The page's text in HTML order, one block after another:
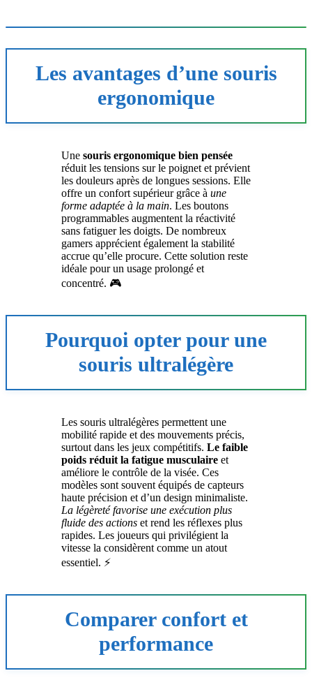
Les avantages d’une souris
ergonomique
Une souris ergonomique bien pensée
réduit les tensions sur le poignet et prévient
les douleurs après de longues sessions. Elle
offre un confort supérieur grâce à une
forme adaptée à la main. Les boutons
programmables augmentent la réactivité
sans fatiguer les doigts. De nombreux
gamers apprécient également la stabilité
accrue qu’elle procure. Cette solution reste
idéale pour un usage prolongé et
concentré. 🎮
Pourquoi opter pour une
souris ultralégère
Les souris ultralégères permettent une
mobilité rapide et des mouvements précis,
surtout dans les jeux compétitifs. Le faible
poids réduit la fatigue musculaire et
améliore le contrôle de la visée. Ces
modèles sont souvent équipés de capteurs
haute précision et d’un design minimaliste.
La légèreté favorise une exécution plus
fluide des actions et rend les réflexes plus
rapides. Les joueurs qui privilégient la
vitesse la considèrent comme un atout
essentiel. ⚡
Comparer confort et
performance